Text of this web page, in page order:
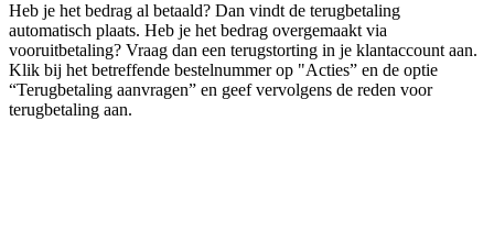
Heb je het bedrag al betaald? Dan vindt de terugbetaling
automatisch plaats. Heb je het bedrag overgemaakt via
vooruitbetaling? Vraag dan een terugstorting in je klantaccount aan.
Klik bij het betreffende bestelnummer op "Acties” en de optie
“Terugbetaling aanvragen” en geef vervolgens de reden voor
terugbetaling aan.